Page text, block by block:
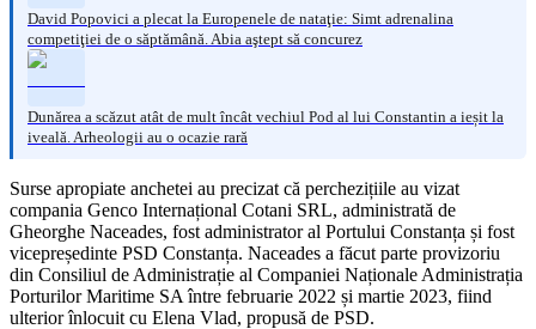
David Popovici a plecat la Europenele de nataţie: Simt adrenalina
competiţiei de o săptămână. Abia aştept să concurez
Dunărea a scăzut atât de mult încât vechiul Pod al lui Constantin a ieșit la
iveală. Arheologii au o ocazie rară
Surse apropiate anchetei au precizat că perchezițiile au vizat
compania Genco Internațional Cotani SRL, administrată de
Gheorghe Naceades, fost administrator al Portului Constanța și fost
vicepreședinte PSD Constanța. Naceades a făcut parte provizoriu
din Consiliul de Administrație al Companiei Naționale Administrația
Porturilor Maritime SA între februarie 2022 și martie 2023, fiind
ulterior înlocuit cu Elena Vlad, propusă de PSD.